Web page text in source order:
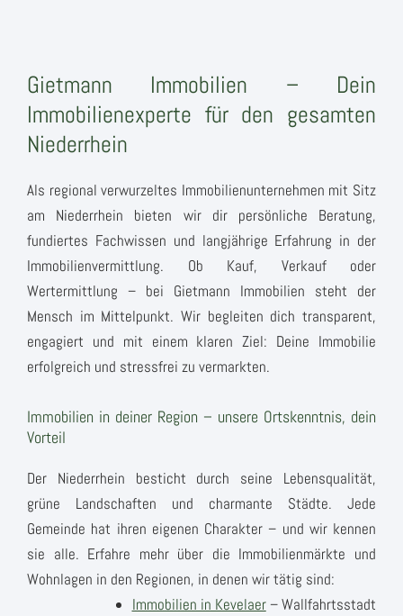
Gietmann Immobilien – Dein
Immobilienexperte für den gesamten
Niederrhein
Als regional verwurzeltes Immobilienunternehmen mit Sitz
am Niederrhein bieten wir dir persönliche Beratung,
fundiertes Fachwissen und langjährige Erfahrung in der
Immobilienvermittlung. Ob Kauf, Verkauf oder
Wertermittlung – bei Gietmann Immobilien steht der
Mensch im Mittelpunkt. Wir begleiten dich transparent,
engagiert und mit einem klaren Ziel: Deine Immobilie
erfolgreich und stressfrei zu vermarkten.
Immobilien in deiner Region – unsere Ortskenntnis, dein
Vorteil
Der Niederrhein besticht durch seine Lebensqualität,
grüne Landschaften und charmante Städte. Jede
Gemeinde hat ihren eigenen Charakter – und wir kennen
sie alle. Erfahre mehr über die Immobilienmärkte und
Wohnlagen in den Regionen, in denen wir tätig sind:
Immobilien in Kevelaer– Wallfahrtsstadt